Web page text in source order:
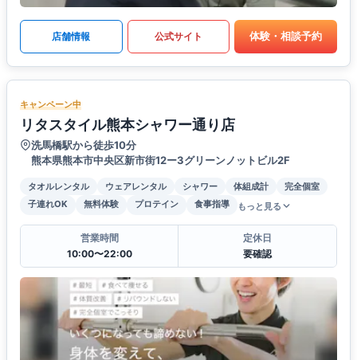
店舗情報 公式サイト 体験・相談予約
キャンペーン中
リタスタイル熊本シャワー通り店
洗馬橋駅から徒歩10分
熊本県熊本市中央区新市街12ー3グリーンノットビル2F
タオルレンタル ウェアレンタル シャワー 体組成計
完全個室
子連れOK
無料体験 プロテイン 食事指導 もっと見る
営業時間
10:00〜22:00
定休日
要確認